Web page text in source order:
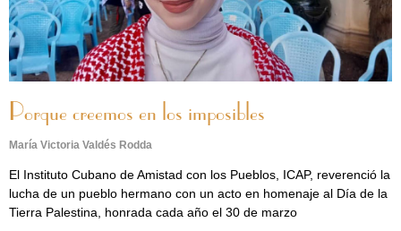
Porque creemos en los imposibles
María Victoria Valdés Rodda
El Instituto Cubano de Amistad con los Pueblos, ICAP, reverenció la
lucha de un pueblo hermano con un acto en homenaje al Día de la
Tierra Palestina, honrada cada año el 30 de marzo